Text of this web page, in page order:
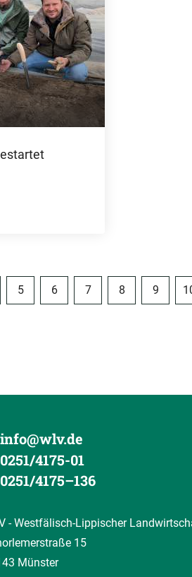
5 6 7 8 9
info@wlv.de
0251/4175-01
0251/4175–136
- Westfälisch-Lippischer
15
Münster